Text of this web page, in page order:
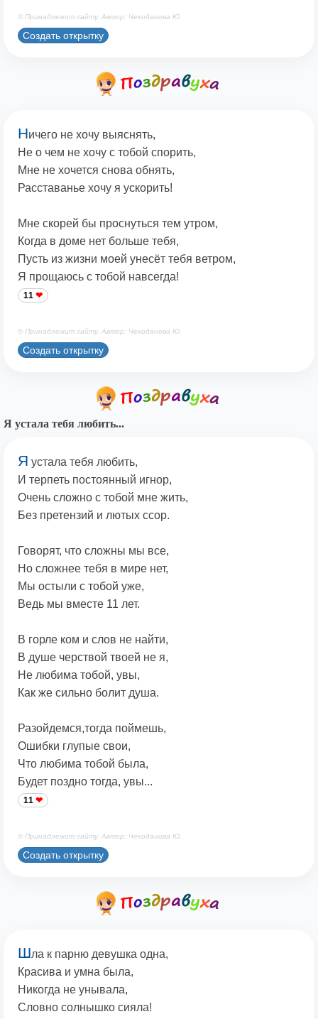
© Принадлежит сайту. Автор: Чекоданова Ю.
Создать открытку
Ничего не хочу выяснять,
Не о чем не хочу с тобой спорить,
Мне не хочется снова обнять,
Расставанье хочу я ускорить!
Мне скорей бы проснуться тем утром,
Когда в доме нет больше тебя,
Пусть из жизни моей унесёт тебя ветром,
Я прощаюсь с тобой навсегда!
11
© Принадлежит сайту. Автор: Чекоданова Ю.
Создать открытку
Я устала тебя любить...
Я устала тебя любить,
И терпеть постоянный игнор,
Очень сложно с тобой мне жить,
Без претензий и лютых ссор.
Говорят, что сложны мы все,
Но сложнее тебя в мире нет,
Мы остыли с тобой уже,
Ведь мы вместе 11 лет.
В горле ком и слов не найти,
В душе черствой твоей не я,
Не любима тобой, увы,
Как же сильно болит душа.
Разойдемся,тогда поймешь,
Ошибки глупые свои,
Что любима тобой была,
Будет поздно тогда, увы...
11
© Принадлежит сайту. Автор: Чекоданова Ю.
Создать открытку
Шла к парню девушка одна,
Красива и умна была,
Никогда не унывала,
Словно солнышко сияла!